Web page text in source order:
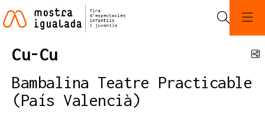
Cu-Cu
Bambalina Teatre Practicable
(País Valencià)